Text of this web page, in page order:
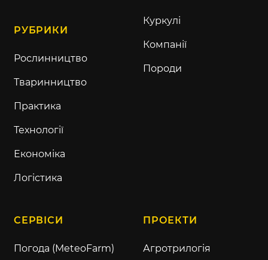
РУБРИКИ
Рослинництво
Тваринництво
Практика
Технології
Економіка
Логістика
Куркулі
Компанії
Породи
СЕРВІСИ
Погода (MeteoFarm)
ПРОЕКТИ
Агротрилогія